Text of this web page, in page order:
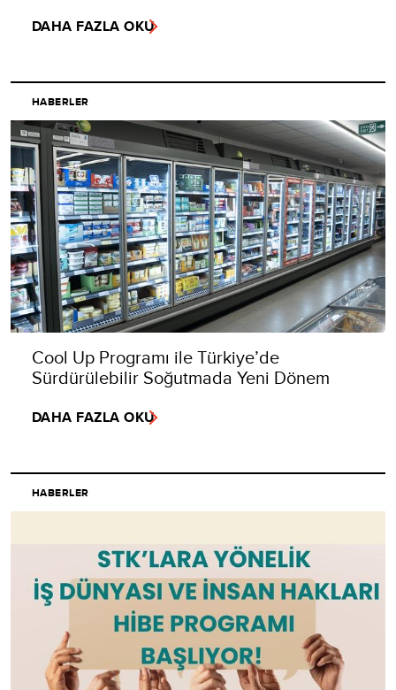
DAHA FAZLA OKU
HABERLER
Cool Up Programı ile Türkiye’de
Sürdürülebilir Soğutmada Yeni Dönem
DAHA FAZLA OKU
HABERLER